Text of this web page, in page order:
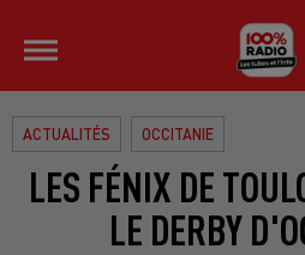
ACTUALITÉS OCCITANIE
LES FÉNIX DE
LE DERBY